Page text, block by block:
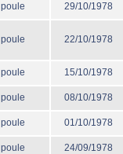
poule 29/10/1978
poule 22/10/1978
poule 15/10/1978
poule 08/10/1978
poule 01/10/1978
poule 24/09/1978